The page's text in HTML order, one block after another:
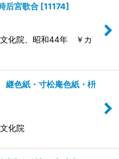
后宮歌合 [11174]
化院、昭和44年 ￥カ
色紙・寸松庵色紙・枡
化院